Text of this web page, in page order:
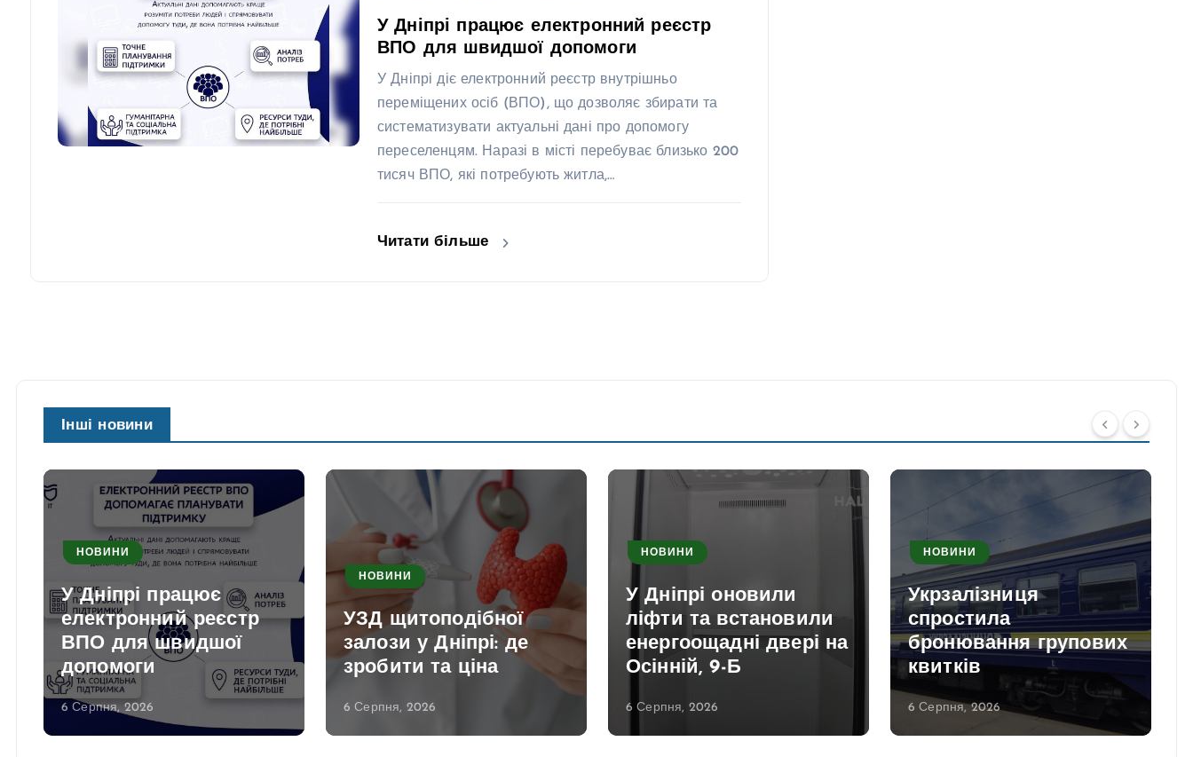
У Дніпрі працює електронний реєстр
ВПО для швидшої допомоги
У Дніпрі діє електронний реєстр внутрішньо
переміщених осіб (ВПО), що дозволяє збирати та
систематизувати актуальні дані про допомогу
переселенцям. Наразі в місті перебуває близько 200
тисяч ВПО, які потребують житла,…
Читати більше
Інші новини
НОВИНИ
У Дніпрі працює
електронний реєстр
ВПО для швидшої
допомоги
6 Серпня, 2026
НОВИНИ
УЗД щитоподібної
залози у Дніпрі: де
зробити та ціна
6 Серпня, 2026
НОВИНИ
У Дніпрі оновили
ліфти та встановили
енергоощадні двері на
Осінній, 9-Б
6 Серпня, 2026
НОВИНИ
Укрзалізниця
спростила
бронювання групових
квитків
6 Серпня, 2026